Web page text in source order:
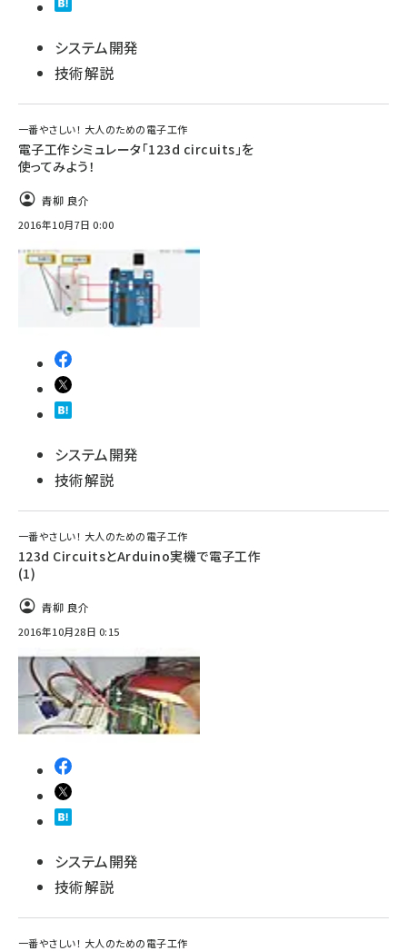
システム開発
技術解説
一番やさしい！ 大人のための電子工作
電子工作シミュレータ「123d circuits」を
使ってみよう！
青柳 良介
2016年10月7日 0:00
システム開発
技術解説
一番やさしい！ 大人のための電子工作
123d CircuitsとArduino実機で電子工作
(1)
青柳 良介
2016年10月28日 0:15
システム開発
技術解説
一番やさしい！ 大人のための電子工作